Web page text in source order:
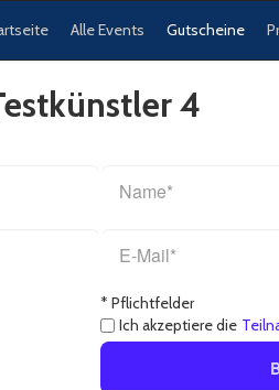
Alle Events Gutscheine
4
* Pflichtfelder
Ich akzeptiere die